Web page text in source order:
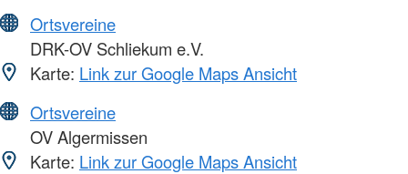
Ortsvereine
DRK-OV Schliekum e.V.
Karte: Link zur Google Maps Ansicht
Ortsvereine
OV Algermissen
Karte: Link zur Google Maps Ansicht